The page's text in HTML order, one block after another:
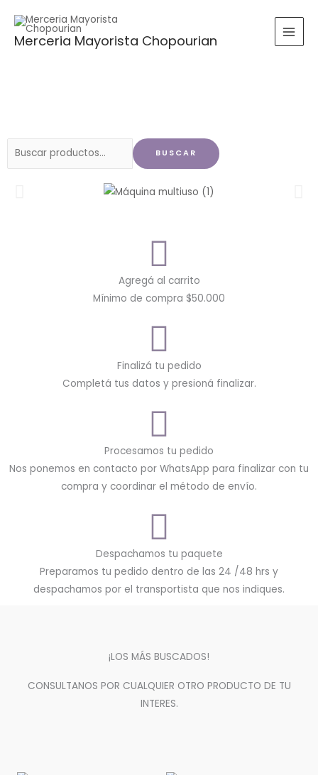
contenido
Merceria Mayorista Chopourian
Buscar
BUSCAR
Agregá al carrito
Mínimo de compra $50.000
Finalizá tu pedido
Completá tus datos y presioná finalizar.
Procesamos tu pedido
Nos ponemos en contacto por WhatsApp para finalizar con tu
compra y coordinar el método de envío.
Despachamos tu paquete
Preparamos tu pedido dentro de las 24 /48 hrs y
despachamos por el transportista que nos indiques.
¡LOS MÁS BUSCADOS!
CONSULTANOS POR CUALQUIER OTRO PRODUCTO DE TU
INTERES.